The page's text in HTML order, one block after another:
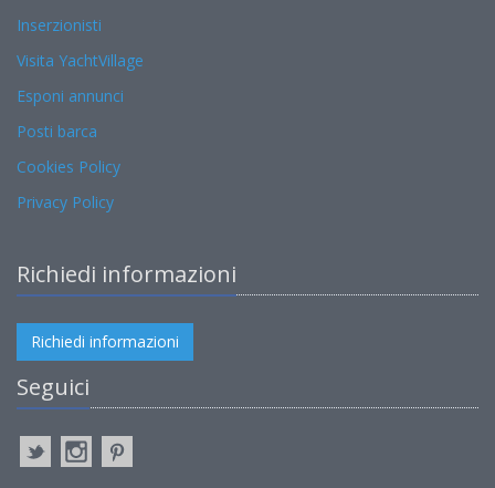
Inserzionisti
Visita YachtVillage
Esponi annunci
Posti barca
Cookies Policy
Privacy Policy
Richiedi informazioni
Richiedi informazioni
Seguici